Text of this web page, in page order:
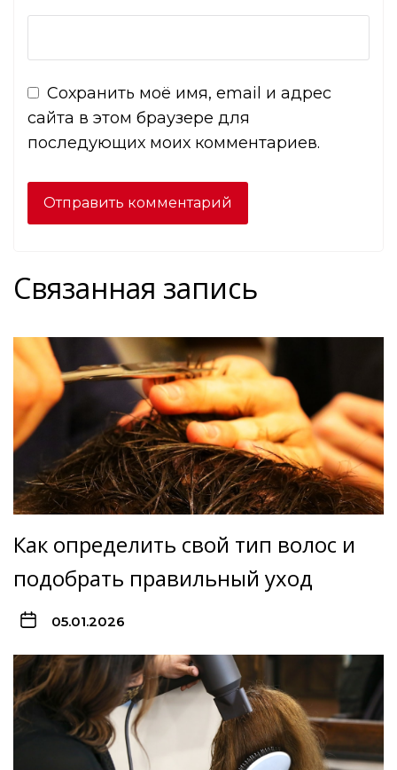
Сохранить моё имя, email и адрес
сайта в этом браузере для
последующих моих комментариев.
Связанная запись
Как определить свой тип волос и
подобрать правильный уход
05.01.2026